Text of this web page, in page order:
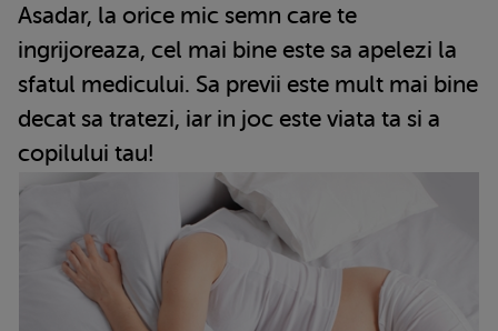
Asadar, la orice mic semn care te
ingrijoreaza, cel mai bine este sa apelezi la
sfatul medicului. Sa previi este mult mai bine
decat sa tratezi, iar in joc este viata ta si a
copilului tau!